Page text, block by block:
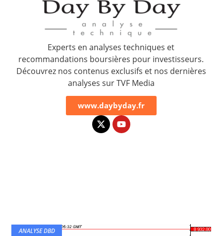
Experts en analyses techniques et
recommandations boursières pour investisseurs.
Découvrez nos contenus exclusifs et nos dernières
analyses sur TVF Media
www.daybyday.fr
ANALYSE DBD